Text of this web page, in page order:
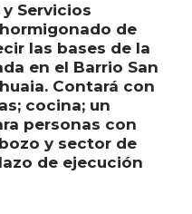
Servicios
de
las bases de la
en el Barrio San
Contará con
cocina; un
personas con
y sector de
de ejecución